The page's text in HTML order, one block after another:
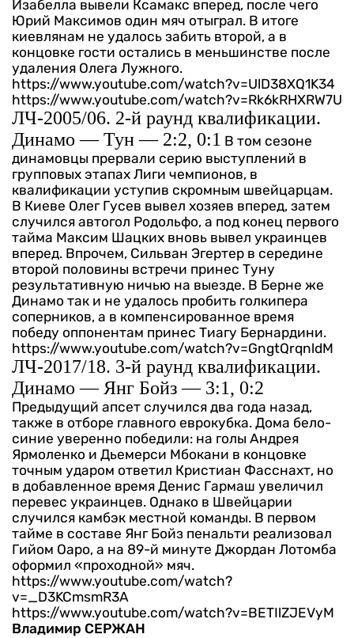
Изабелла вывели Ксамакс вперед, после чего
Юрий Максимов один мяч отыграл. В итоге
киевлянам не удалось забить второй, а в
концовке гости остались в меньшинстве после
удаления Олега Лужного.
https://www.youtube.com/watch?v=UlD38XQ1K34
https://www.youtube.com/watch?v=Rk6kRHXRW7U
ЛЧ-2005/06. 2-й раунд квалификации.
Динамо — Тун — 2:2, 0:1 В том сезоне
динамовцы прервали серию выступлений в
групповых этапах Лиги чемпионов, в
квалификации уступив скромным швейцарцам.
В Киеве Олег Гусев вывел хозяев вперед, затем
случился автогол Родольфо, а под конец первого
тайма Максим Шацких вновь вывел украинцев
вперед. Впрочем, Сильван Эгертер в середине
второй половины встречи принес Туну
результативную ничью на выезде. В Берне же
Динамо так и не удалось пробить голкипера
соперников, а в компенсированное время
победу оппонентам принес Тиагу Бернардини.
https://www.youtube.com/watch?v=GngtQrqnldM
ЛЧ-2017/18. 3-й раунд квалификации.
Динамо — Янг Бойз — 3:1, 0:2
Предыдущий апсет случился два года назад,
также в отборе главного еврокубка. Дома бело-
синие уверенно победили: на голы Андрея
Ярмоленко и Дьемерси Мбокани в концовке
точным ударом ответил Кристиан Фасснахт, но
в добавленное время Денис Гармаш увеличил
перевес украинцев. Однако в Швейцарии
случился камбэк местной команды. В первом
тайме в составе Янг Бойз пенальти реализовал
Гийом Оаро, а на 89-й минуте Джордан Лотомба
оформил «проходной» мяч.
https://www.youtube.com/watch?
v=_D3KCmsmR3A
https://www.youtube.com/watch?v=BETIlZJEVyM
Владимир СЕРЖАН